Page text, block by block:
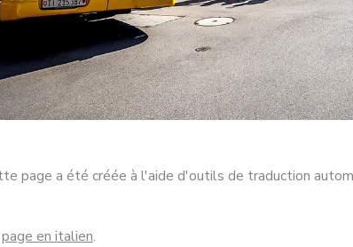
page a été créée à l'aide d'outils de traduction
page en italien.